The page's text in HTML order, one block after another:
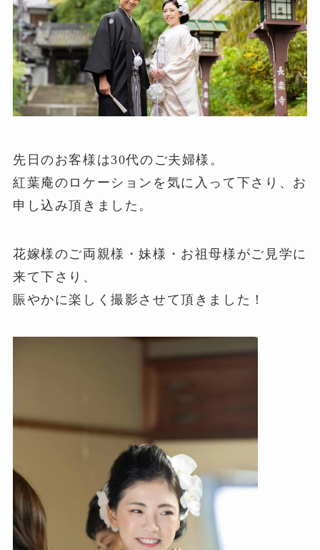
先日のお客様は30代のご夫婦様。
紅葉庵のロケーションを気に入って下さり、お
申し込み頂きました。
花嫁様のご両親様・妹様・お祖母様がご見学に
来て下さり、
賑やかに楽しく撮影させて頂きました！